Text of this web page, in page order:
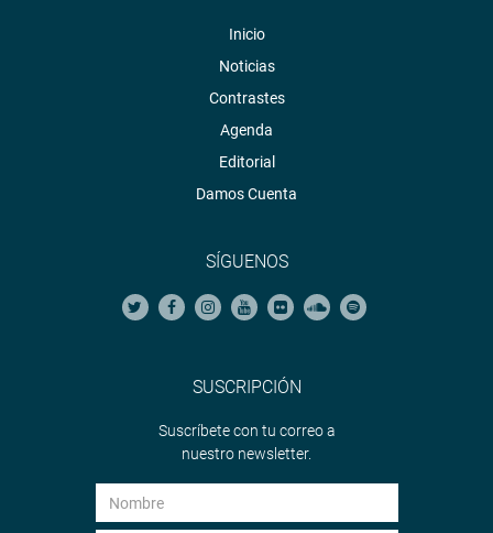
Inicio
Noticias
Contrastes
Agenda
Editorial
Damos Cuenta
SÍGUENOS
SUSCRIPCIÓN
Suscríbete con tu correo a
nuestro newsletter.